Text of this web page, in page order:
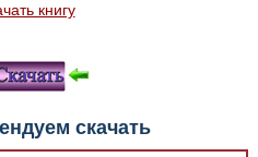
книгу
скачать